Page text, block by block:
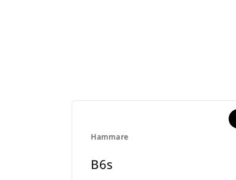
Hammare
B6s